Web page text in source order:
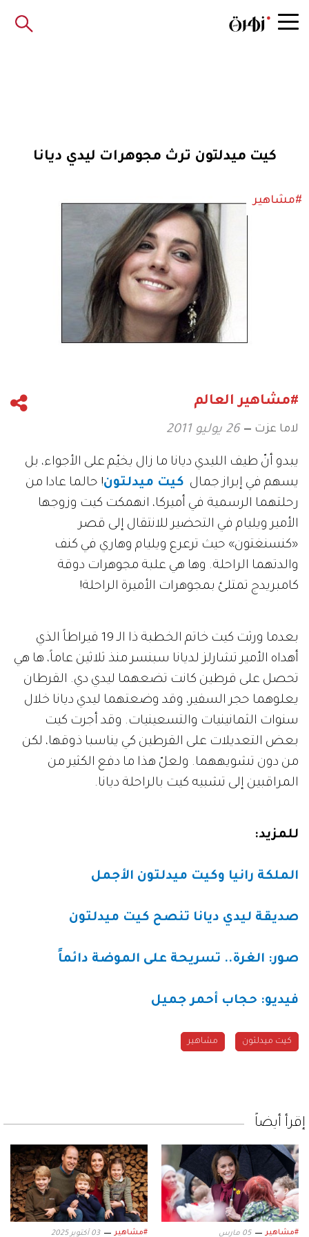
كيت ميدلتون ترث مجوهرات ليدي ديانا
#مشاهير
#مشاهير العالم
لاما عزت 26 يوليو 2011
يبدو أنّ طيف الليدي ديانا ما زال يخيّم على الأجواء، بل
يسهم في إبراز جمال كيت ميدلتون! حالما عادا من
رحلتهما الرسمية في أميركا، انهمكت كيت وزوجها
الأمير ويليام في التحضير للانتقال إلى قصر
«كنسنغتون» حيث ترعرع ويليام وهاري في كنف
والدتهما الراحلة. وها هي علبة مجوهرات دوقة
كامبريدج تمتلئ بمجوهرات الأميرة الراحلة!
بعدما ورثت كيت خاتم الخطبة ذا الـ 19 قيراطاً الذي
أهداه الأمير تشارلز لديانا سبنسر منذ ثلاثين عاماً، ها هي
تحصل على قرطين كانت تضعهما ليدي دي. القرطان
يعلوهما حجر السفير، وقد وضعتهما ليدي ديانا خلال
سنوات الثمانينيات والتسعينيات. وقد أجرت كيت
بعض التعديلات على القرطين كي يناسبا ذوقها، لكن
من دون تشويههما. ولعلّ هذا ما دفع الكثير من
المراقبين إلى تشبيه كيت بالراحلة ديانا.
للمزيد:
الملكة رانيا وكيت ميدلتون الأجمل
صديقة ليدي ديانا تنصح كيت ميدلتون
صور: الغرة.. تسريحة على الموضة دائماً
فيديو: حجاب أحمر جميل
كيت ميدلتون مشاهير
إقرأ أيضاً
#مشاهير 05 مارس #مشاهير 03 أكتوبر 2025